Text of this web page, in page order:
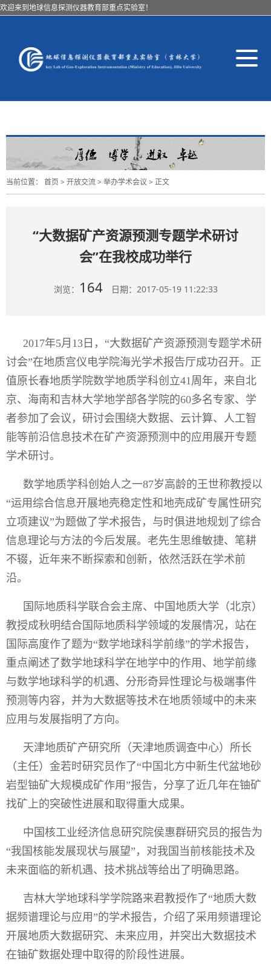
欢迎来到地球信息探测仪器教育部重点实验室！
导
航
换
当前位置： 首页> 开放交流> 举办学术会议 > 正文
“大数据矿产资源预测专题学术研讨
会”在我校成功举行
浏览： 164日期：2017-05-19 11:22:33
2017年5月13日，“大数据矿产资源预测专题学术研
讨会”在地质宫仪电学院海光学术报告厅成功召开。正
值原长春地质学院数学地质学科创立41周年，来自北
京、海南和吉林大学地学部各学院的60多名专家、学
者参加了会议，研讨会围绕大数据、云计算、人工智
能等前沿信息技术在矿产资源预测中的应用展开专题
学术研讨。
数学地质学科创始人之一87岁高龄的王世称教授以
“运用综合信息开展地壳稳定性和地壳成矿专属性研究
立项建议”为题做了学术报告，与时俱进地规划了综合
信息理论与方法的今后发展。老先生思维敏捷、笔耕
不辍，近年来不断探索和创新，依然活跃在学术前
沿。
国际地质科学联合会主席、中国地质大学（北京）
教授成秋明结合国际地质科学领域的发展情况，站在
国际高度作了题为“数学地球科学前缘”的学术报告，
重点阐述了数学地球科学在地学中的作用、地学前缘
与数学地球科学的机遇、分形奇异性理论与极端事件
预测等内容，并为大数据等技术在地质领域中的未来
应用与发展指明了方向。
天津地质矿产研究所（天津地质调查中心）所长
（主任）金若时研究员作了“中国北方中新生代盆地砂
岩型铀矿大规模成矿作用”报告，分享了近几年在铀矿
找矿上的突破性进展和取得重大成果。
中国核工业经济信息研究院侯惠群研究员的报告为
“我国核能发展现状与展望”，对我国当前核能技术及
未来面临的新机遇、技术挑战等给出了明确思路。
吉林大学地球科学学院路来君教授作了“地质大数
据频谱理论与应用”的学术报告，介绍了采用频谱理论
开展地质大数据研究、未来应用，并突出大数据技术
在铀矿数据处理中取得的阶段性进展。